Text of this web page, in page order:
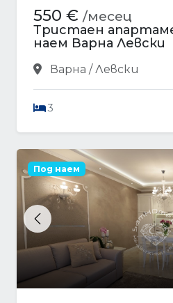
550 € /месец
Тристаен
наем Варна Левски
Варна / Левски
3
Previous
Под наем